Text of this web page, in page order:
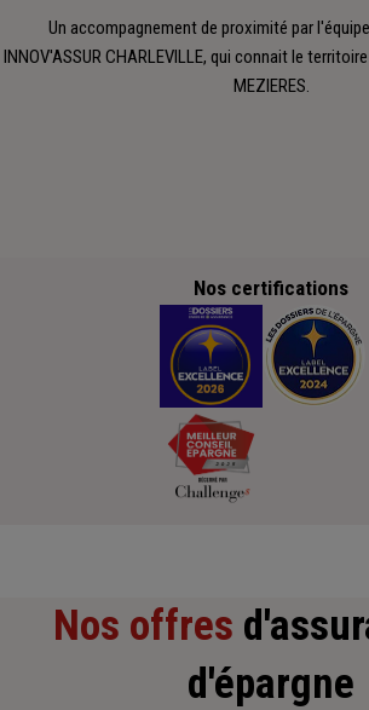
Un accompagnement de proximité par
INNOV'ASSUR CHARLEVILLE, qui connait le
MEZIERES.
Nos certifications
Nos offres
d'épargne